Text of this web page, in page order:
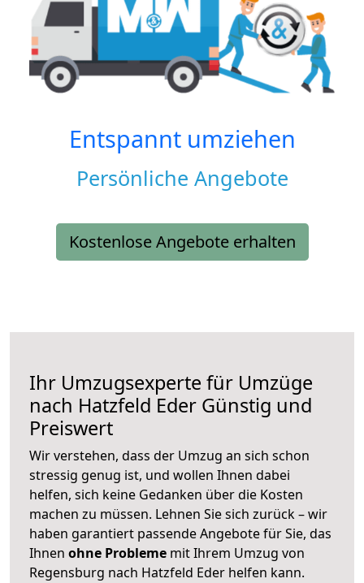
Entspannt umziehen
Persönliche Angebote
Kostenlose Angebote erhalten
Ihr Umzugsexperte für Umzüge
nach Hatzfeld Eder Günstig und
Preiswert
Wir verstehen, dass der Umzug an sich schon
stressig genug ist, und wollen Ihnen dabei
helfen, sich keine Gedanken über die Kosten
machen zu müssen. Lehnen Sie sich zurück – wir
haben garantiert passende Angebote für Sie, das
Ihnen ohne Probleme mit Ihrem Umzug von
Regensburg nach Hatzfeld Eder helfen kann.